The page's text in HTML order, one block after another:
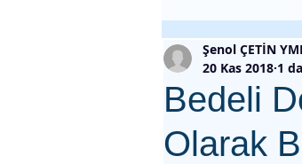
Bedeli
Olarak
Şenol ÇETİN
20 Kas 2018 1